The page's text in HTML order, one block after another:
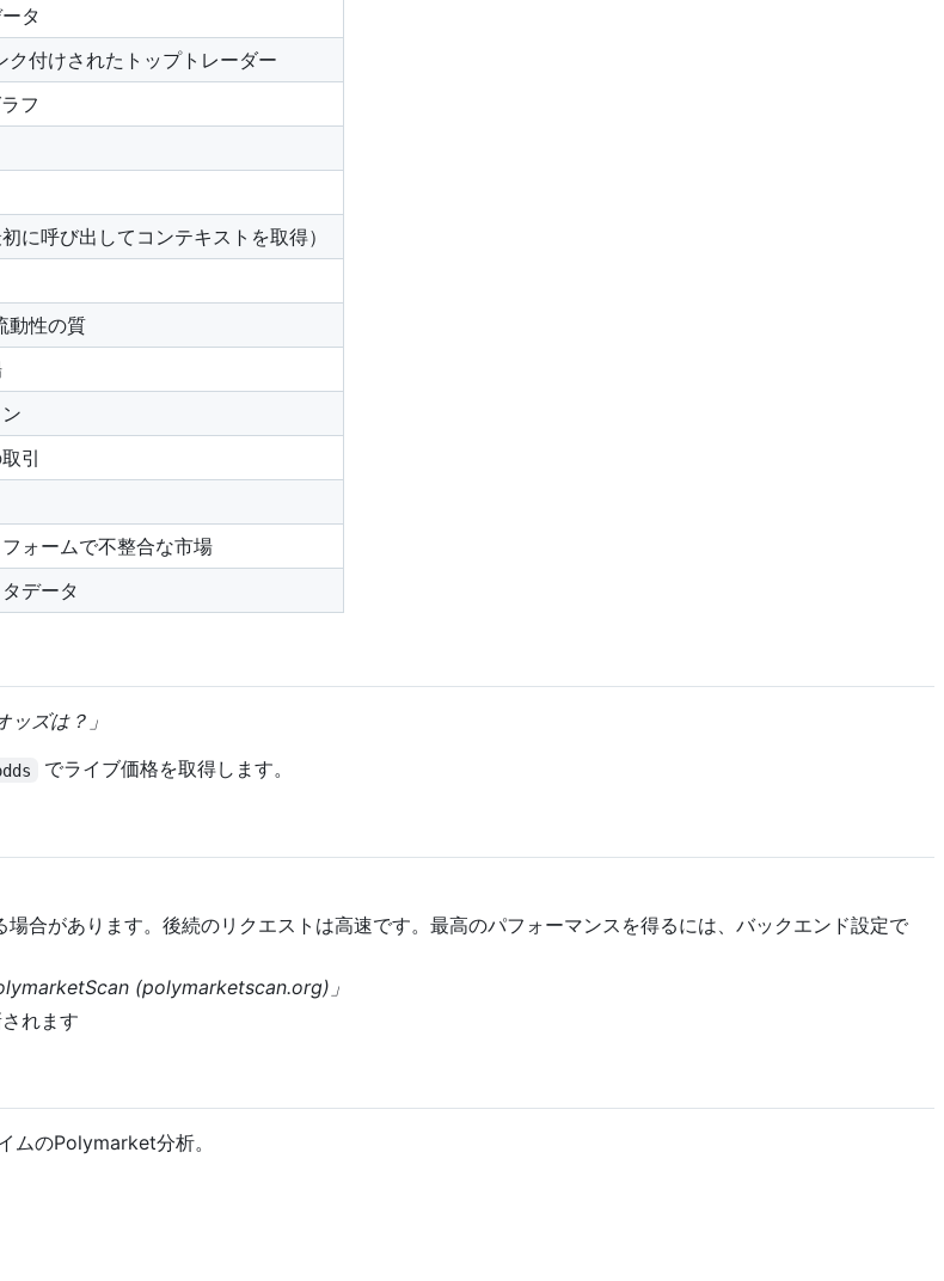
タ
ク付けされたトップトレーダー
フ
に呼び出してコンテキストを取得）
動性の質
引
ォームで不整合な市場
データ
ズは？」
でライブ価格を取得します。
合があります。後続のリクエストは高速です。最高のパフォーマンスを得るには、バックエンド設定で
(polymarketscan.org)」
れます
ムのPolymarket分析。